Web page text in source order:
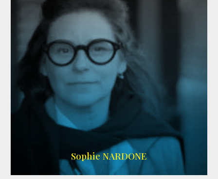
RS DOUBLAGE,WIKIPEDIA
Sophie NARDONE